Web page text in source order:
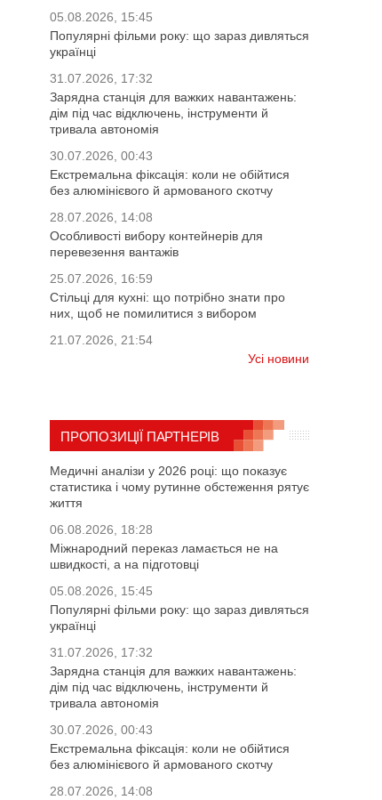
05.08.2026, 15:45
Популярні фільми року: що зараз дивляться
українці
31.07.2026, 17:32
Зарядна станція для важких навантажень:
дім під час відключень, інструменти й
тривала автономія
30.07.2026, 00:43
Екстремальна фіксація: коли не обійтися
без алюмінієвого й армованого скотчу
28.07.2026, 14:08
Особливості вибору контейнерів для
перевезення вантажів
25.07.2026, 16:59
Стільці для кухні: що потрібно знати про
них, щоб не помилитися з вибором
21.07.2026, 21:54
Усі новини
ПРОПОЗИЦІЇ ПАРТНЕРІВ
Медичні аналізи у 2026 році: що показує
статистика і чому рутинне обстеження рятує
життя
06.08.2026, 18:28
Міжнародний переказ ламається не на
швидкості, а на підготовці
05.08.2026, 15:45
Популярні фільми року: що зараз дивляться
українці
31.07.2026, 17:32
Зарядна станція для важких навантажень:
дім під час відключень, інструменти й
тривала автономія
30.07.2026, 00:43
Екстремальна фіксація: коли не обійтися
без алюмінієвого й армованого скотчу
28.07.2026, 14:08